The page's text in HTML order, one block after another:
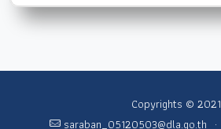
Copyrights © 2021
saraban_05120503@dla.go.th ·